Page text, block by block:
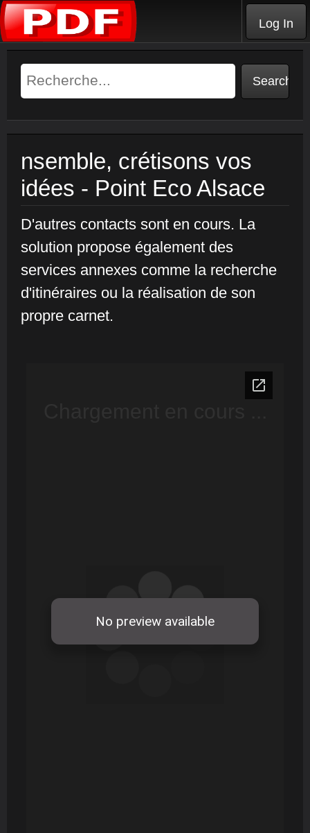
Log In
nsemble, crétisons vos
idées - Point Eco Alsace
D'autres contacts sont en cours. La
solution propose également des
services annexes comme la recherche
d'itinéraires ou la réalisation de son
propre carnet.